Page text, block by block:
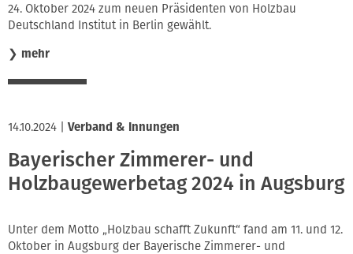
24. Oktober 2024 zum neuen Präsidenten von Holzbau
Deutschland Institut in Berlin gewählt.
❯ mehr
14.10.2024 Verband & Innungen
Bayerischer Zimmerer- und
Holzbaugewerbetag 2024 in Augsburg
Unter dem Motto „Holzbau schafft Zukunft“ fand am 11. und 12.
Oktober in Augsburg der Bayerische Zimmerer- und